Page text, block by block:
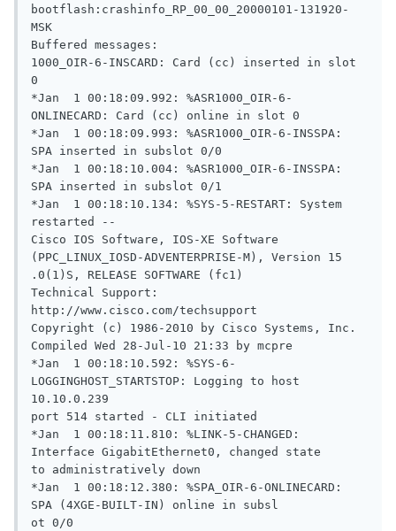
bootflash:crashinfo_RP_00_00_20000101-131920-
MSK
Buffered messages:
1000_OIR-6-INSCARD: Card (cc) inserted in slot
0
*Jan  1 00:18:09.992: %ASR1000_OIR-6-
ONLINECARD: Card (cc) online in slot 0
*Jan  1 00:18:09.993: %ASR1000_OIR-6-INSSPA:
SPA inserted in subslot 0/0
*Jan  1 00:18:10.004: %ASR1000_OIR-6-INSSPA:
SPA inserted in subslot 0/1
*Jan  1 00:18:10.134: %SYS-5-RESTART: System
restarted --
Cisco IOS Software, IOS-XE Software
(PPC_LINUX_IOSD-ADVENTERPRISE-M), Version 15
.0(1)S, RELEASE SOFTWARE (fc1)
Technical Support:
http://www.cisco.com/techsupport
Copyright (c) 1986-2010 by Cisco Systems, Inc.
Compiled Wed 28-Jul-10 21:33 by mcpre
*Jan  1 00:18:10.592: %SYS-6-
LOGGINGHOST_STARTSTOP: Logging to host
10.10.0.239
port 514 started - CLI initiated
*Jan  1 00:18:11.810: %LINK-5-CHANGED:
Interface GigabitEthernet0, changed state
to administratively down
*Jan  1 00:18:12.380: %SPA_OIR-6-ONLINECARD:
SPA (4XGE-BUILT-IN) online in subsl
ot 0/0